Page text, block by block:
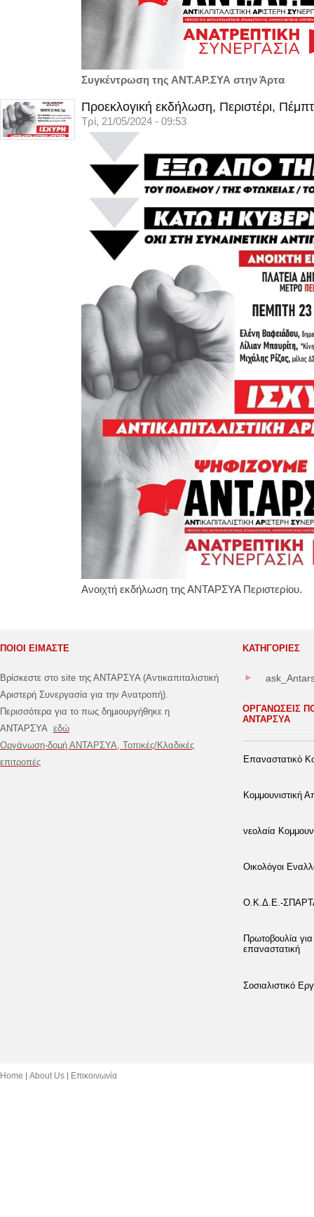
Συγκέντρωση της ΑΝΤ.ΑΡ.ΣΥΑ στην Άρτα
Προεκλογική εκδήλωση, Περιστέρι,
Τρί, 21/05/2024 - 09:53
Ανοιχτή εκδήλωση της ΑΝΤΑΡΣΥΑ Περιστερίου.
ΠΟΙΟΙ ΕΙΜΑΣΤΕ
Βρίσκεστε στο site της ΑΝΤΑΡΣΥΑ (Αντικαπιταλιστική
Αριστερή Συνεργασία για την Ανατροπή).
Περισσότερα για το πως δημιουργήθηκε η
ΑΝΤΑΡΣΥΑ εδώ
Οργάνωση-δομή ΑΝΤΑΡΣΥΑ, Τοπικές/Κλαδικές
επιτροπές
ΚΑΤΗΓΟΡΊΕΣ
ΟΡΓΑΝΩΣΕΙΣ
ΑΝΤΑΡΣΥΑ
Επαναστατικό
Κομμουνιστική
νεολαία
Οικολόγοι
Ο.Κ.Δ.Ε.-
Πρωτοβουλία
επαναστατική
Σοσιαλιστικό
Home About Us Επικοινωνία